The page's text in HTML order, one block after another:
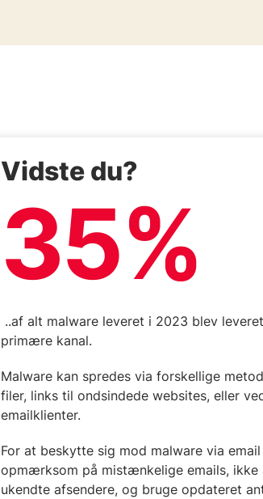
Vidste du?
35%
..af alt malware leveret i 2023 blev
primære kanal.
Malware kan spredes via forskellige
filer, links til ondsindede websites, eller
emailklienter.
For at beskytte sig mod malware via
opmærksom på mistænkelige emails,
ukendte afsendere, og bruge opdateret